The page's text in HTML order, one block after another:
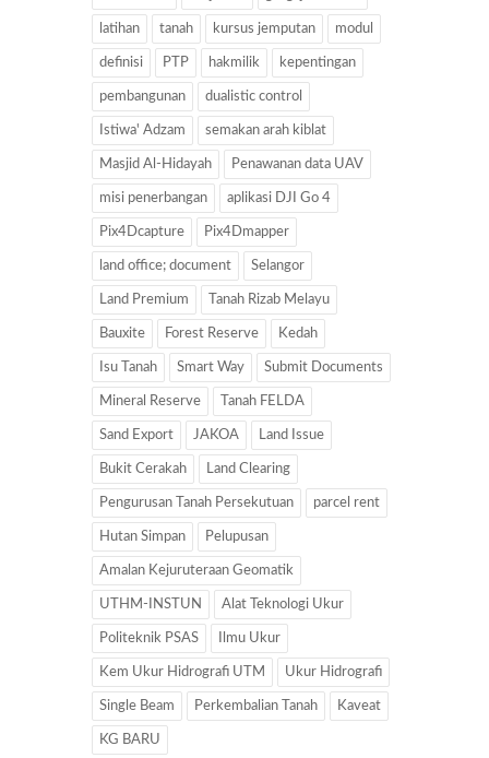
latihan tanah kursus jemputan modul
definisi PTP hakmilik kepentingan
pembangunan dualistic control
Istiwa' Adzam semakan arah kiblat
Masjid Al-Hidayah Penawanan data UAV
misi penerbangan aplikasi DJI Go 4
Pix4Dcapture Pix4Dmapper
land office; document Selangor
Land Premium Tanah Rizab Melayu
Bauxite Forest Reserve Kedah
Isu Tanah Smart Way Submit Documents
Mineral Reserve Tanah FELDA
Sand Export JAKOA Land Issue
Bukit Cerakah Land Clearing
Pengurusan Tanah Persekutuan parcel rent
Hutan Simpan Pelupusan
Amalan Kejuruteraan Geomatik
UTHM-INSTUN Alat Teknologi Ukur
Politeknik PSAS Ilmu Ukur
Kem Ukur Hidrografi UTM Ukur Hidrografi
Single Beam Perkembalian Tanah Kaveat
KG BARU